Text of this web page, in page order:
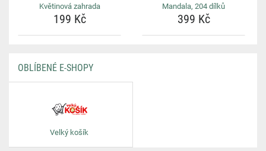
Květinová zahrada
199 Kč
Mandala, 204 dílků
399 Kč
OBLÍBENÉ E-SHOPY
Velký košík